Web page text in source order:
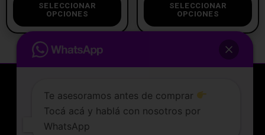
SELECCIONAR
OPCIONES
SELECCIONAR
OPCIONES
La tienda de vapeo mejor valorada de Uruguay.
Te asesoramos antes de comprar
Tocá acá y hablá con nosotros por
WhatsApp